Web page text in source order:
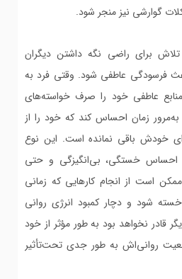
گوارشی نیز منجر شود.
برای راضی نگه داشتن دیگران
فرسودگی عاطفی شود. وقتی فرد به
عاطفی خود را صرف خواسته‌های
زمان احساس کند که خود را از
خودش باقی نمانده است. این نوع
احساس خستگی، بی‌انگیزگی و حتی
است از انجام کارهایی که زمانی
شود و دچار کمبود انرژی روانی
قادر نخواهد بود به طور مؤثر از خود
روانی‌اش به طور جدی تحت‌تأثیر